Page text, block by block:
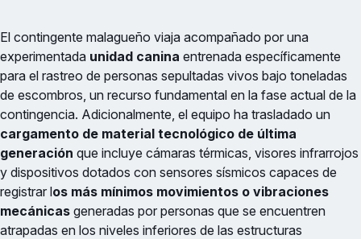
El contingente malagueño viaja acompañado por una
experimentada unidad canina entrenada específicamente
para el rastreo de personas sepultadas vivos bajo toneladas
de escombros, un recurso fundamental en la fase actual de la
contingencia. Adicionalmente, el equipo ha trasladado un
cargamento de material tecnológico de última
generación que incluye cámaras térmicas, visores infrarrojos
y dispositivos dotados con sensores sísmicos capaces de
registrar los más mínimos movimientos o vibraciones
mecánicas generadas por personas que se encuentren
atrapadas en los niveles inferiores de las estructuras